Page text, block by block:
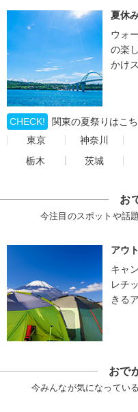
夏休
ウォ
の楽
かけ
CHECK!
関東の夏祭りはこ
東京
神奈川
栃木
茨城
お
今注目のスポットや話
アウ
キャ
レチ
きる
おで
今みんなが気になってい